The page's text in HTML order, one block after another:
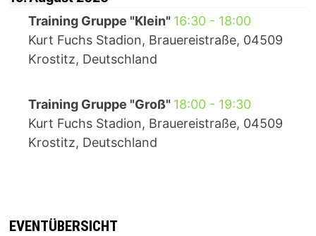
Training Gruppe "Klein" 16:30- 18:00
Kurt Fuchs Stadion, Brauereistraße, 04509
Krostitz, Deutschland
Training Gruppe "Groß" 18:00- 19:30
Kurt Fuchs Stadion, Brauereistraße, 04509
Krostitz, Deutschland
EVENTÜBERSICHT